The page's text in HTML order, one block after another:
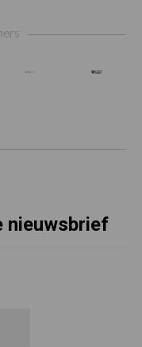
nieuwsbrief